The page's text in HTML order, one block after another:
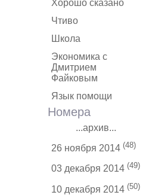
Хорошо сказано
Чтиво
Школа
Экономика с
Дмитрием
Файковым
Язык помощи
Номера
...архив...
26 ноября 2014 (48)
03 декабря 2014 (49)
10 декабря 2014 (50)